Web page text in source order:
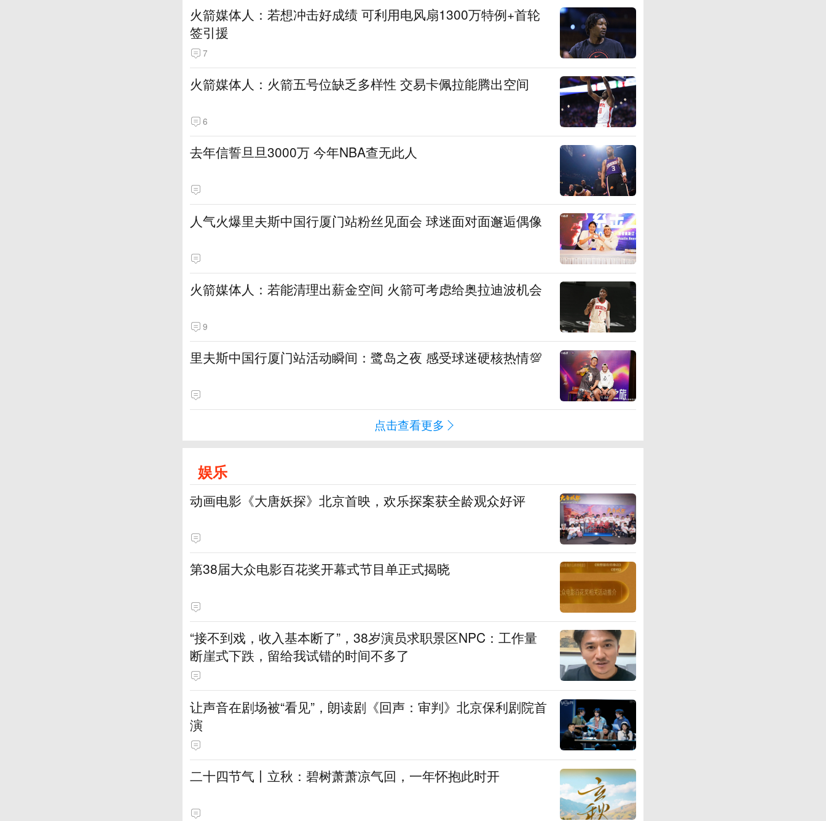
火箭媒体人：若想冲击好成绩 可利用电风扇1300万特例+首轮
签引援
7
火箭媒体人：火箭五号位缺乏多样性 交易卡佩拉能腾出空间
6
去年信誓旦旦3000万 今年NBA查无此人
人气火爆里夫斯中国行厦门站粉丝见面会 球迷面对面邂逅偶像
火箭媒体人：若能清理出薪金空间 火箭可考虑给奥拉迪波机会
9
里夫斯中国行厦门站活动瞬间：鹭岛之夜 感受球迷硬核热情💯
点击查看更多
娱乐
动画电影《大唐妖探》北京首映，欢乐探案获全龄观众好评
第38届大众电影百花奖开幕式节目单正式揭晓
“接不到戏，收入基本断了”，38岁演员求职景区NPC：工作量
断崖式下跌，留给我试错的时间不多了
让声音在剧场被“看见”，朗读剧《回声：审判》北京保利剧院首
演
二十四节气丨立秋：碧树萧萧凉气回，一年怀抱此时开